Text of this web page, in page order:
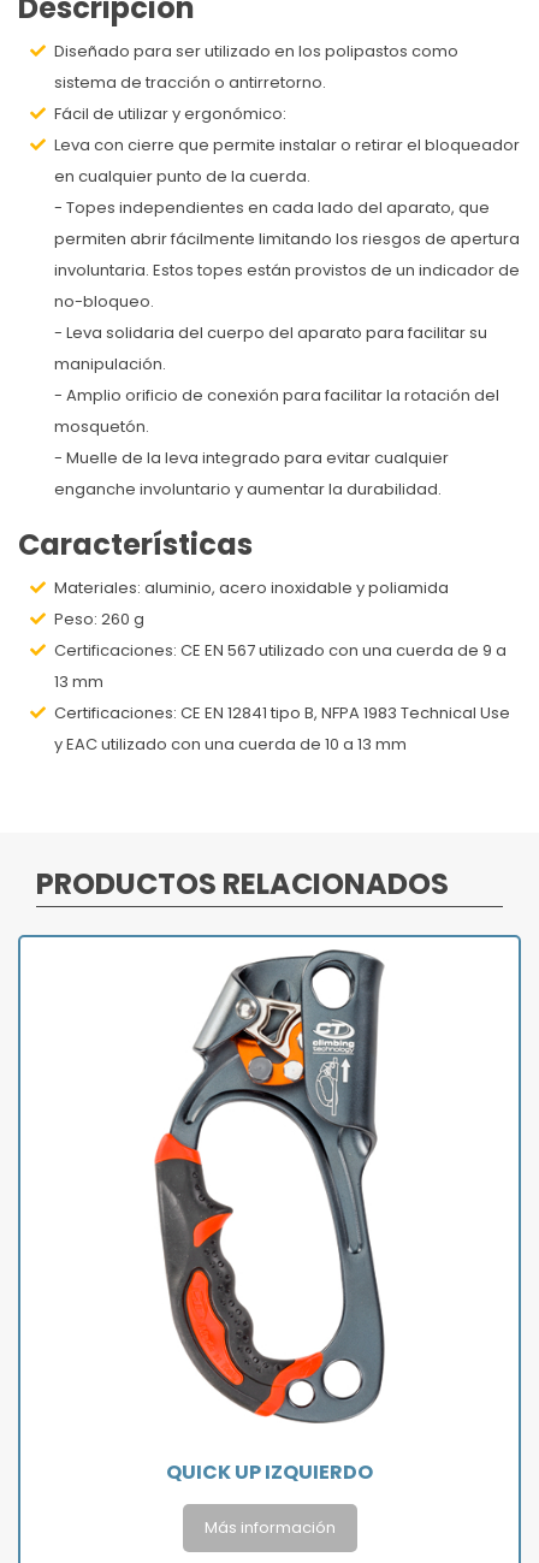
Descripción
Diseñado para ser utilizado en los polipastos como
sistema de tracción o antirretorno.
Fácil de utilizar y ergonómico:
Leva con cierre que permite instalar o retirar el bloqueador
en cualquier punto de la cuerda.
- Topes independientes en cada lado del aparato, que
permiten abrir fácilmente limitando los riesgos de apertura
involuntaria. Estos topes están provistos de un indicador de
no-bloqueo.
- Leva solidaria del cuerpo del aparato para facilitar su
manipulación.
- Amplio orificio de conexión para facilitar la rotación del
mosquetón.
- Muelle de la leva integrado para evitar cualquier
enganche involuntario y aumentar la durabilidad.
Características
Materiales: aluminio, acero inoxidable y poliamida
Peso: 260 g
Certificaciones: CE EN 567 utilizado con una cuerda de 9 a
13 mm
Certificaciones: CE EN 12841 tipo B, NFPA 1983 Technical Use
y EAC utilizado con una cuerda de 10 a 13 mm
PRODUCTOS RELACIONADOS
QUICK UP IZQUIERDO
Más información